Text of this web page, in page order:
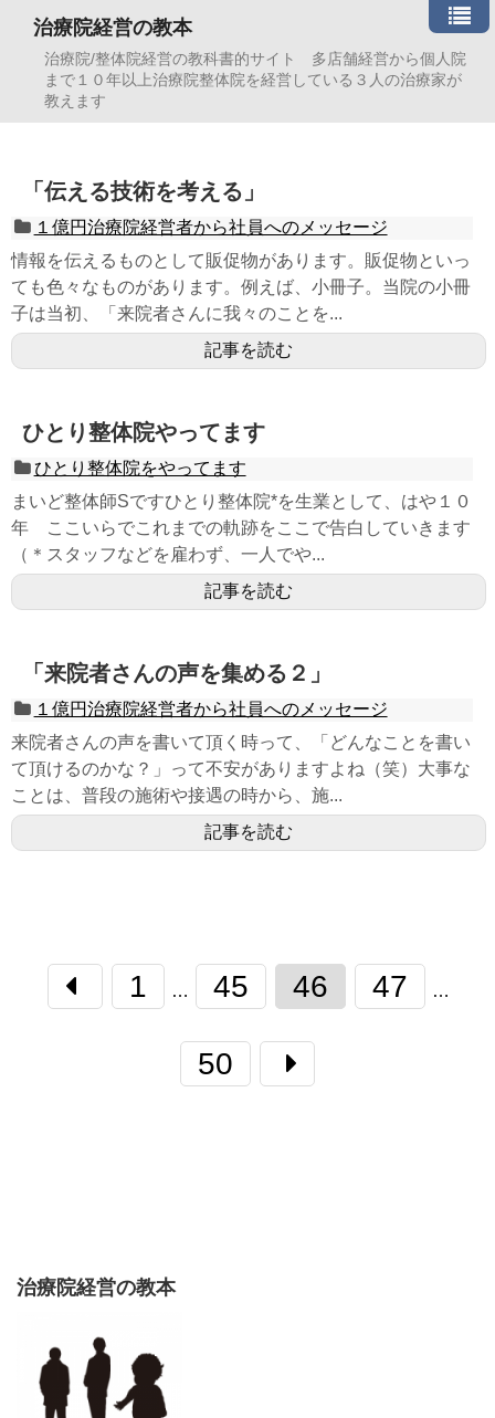
治療院経営の教本
治療院/整体院経営の教科書的サイト 多店舗経営から個人院
まで１０年以上治療院整体院を経営している３人の治療家が
教えます
「伝える技術を考える」
１億円治療院経営者から社員へのメッセージ
情報を伝えるものとして販促物があります。販促物といっ
ても色々なものがあります。例えば、小冊子。当院の小冊
子は当初、「来院者さんに我々のことを...
記事を読む
ひとり整体院やってます
ひとり整体院をやってます
まいど整体師Sですひとり整体院*を生業として、はや１０
年 ここいらでこれまでの軌跡をここで告白していきます
（＊スタッフなどを雇わず、一人でや...
記事を読む
「来院者さんの声を集める２」
１億円治療院経営者から社員へのメッセージ
来院者さんの声を書いて頂く時って、「どんなことを書い
て頂けるのかな？」って不安がありますよね（笑）大事な
ことは、普段の施術や接遇の時から、施...
記事を読む
1 … 45 46 47 …
50
治療院経営の教本